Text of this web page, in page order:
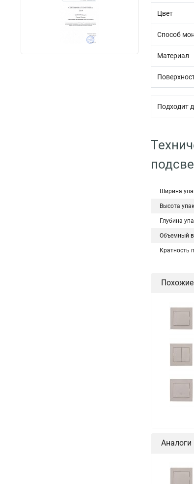
Цвет
Способ
Материал
Подходит
Ширина
Высота
Глубина
Объемный
Кратность
Аналоги